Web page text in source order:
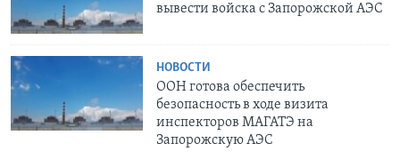
вывести войска с Запорожской АЭС
НОВОСТИ
ООН готова обеспечить
безопасность в ходе визита
инспекторов МАГАТЭ на
Запорожскую АЭС